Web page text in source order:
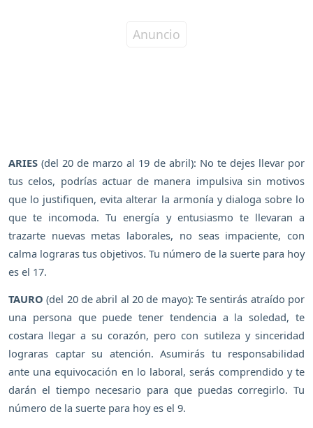
ARIES (del 20 de marzo al 19 de abril): No te dejes llevar por
tus celos, podrías actuar de manera impulsiva sin motivos
que lo justifiquen, evita alterar la armonía y dialoga sobre lo
que te incomoda. Tu energía y entusiasmo te llevaran a
trazarte nuevas metas laborales, no seas impaciente, con
calma lograras tus objetivos. Tu número de la suerte para hoy
es el 17.
TAURO (del 20 de abril al 20 de mayo): Te sentirás atraído por
una persona que puede tener tendencia a la soledad, te
costara llegar a su corazón, pero con sutileza y sinceridad
lograras captar su atención. Asumirás tu responsabilidad
ante una equivocación en lo laboral, serás comprendido y te
darán el tiempo necesario para que puedas corregirlo. Tu
número de la suerte para hoy es el 9.